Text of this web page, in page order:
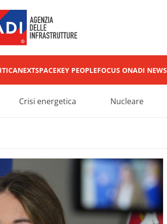
NEXTSPACEKEY PEOPLEFOCUS ONADI NEWS
Crisi energetica Nucleare